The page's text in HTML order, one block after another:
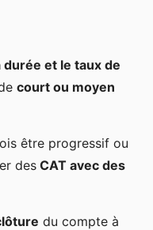
durée et le taux de
court ou moyen
être progressif ou
des CAT avec des
du compte à